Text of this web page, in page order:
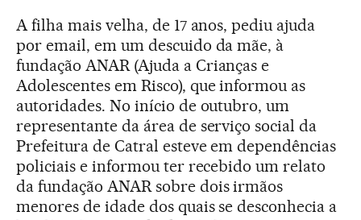
A filha mais velha, de 17 anos, pediu ajuda
por email, em um descuido da mãe, à
fundação ANAR (Ajuda a Crianças e
Adolescentes em Risco), que informou as
autoridades. No início de outubro, um
representante da área de serviço social da
Prefeitura de Catral esteve em dependências
policiais e informou ter recebido um relato
da fundação ANAR sobre dois irmãos
menores de idade dos quais se desconhecia a